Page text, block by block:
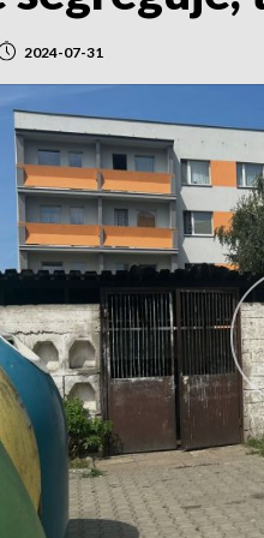
2024-07-31